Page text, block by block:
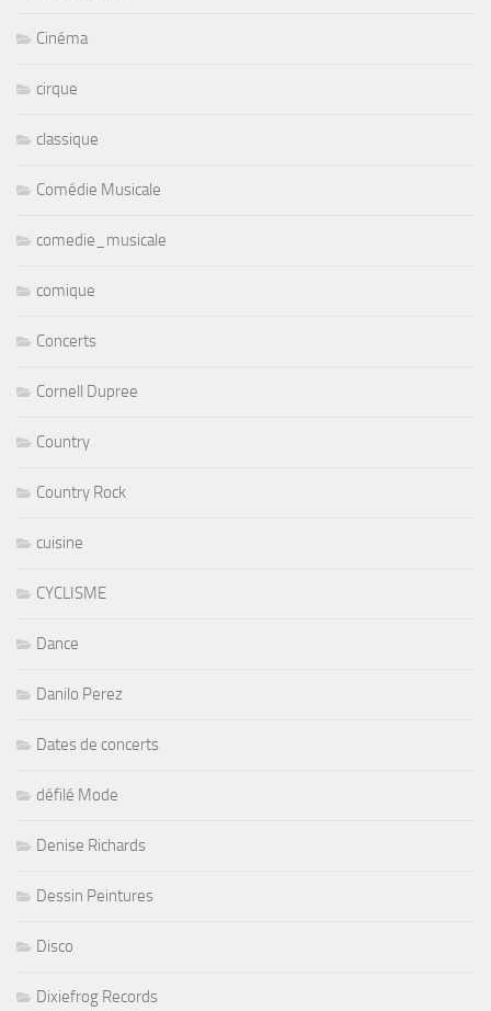
Cinéma
cirque
classique
Comédie Musicale
comedie_musicale
comique
Concerts
Cornell Dupree
Country
Country Rock
cuisine
CYCLISME
Dance
Danilo Perez
Dates de concerts
défilé Mode
Denise Richards
Dessin Peintures
Disco
Dixiefrog Records